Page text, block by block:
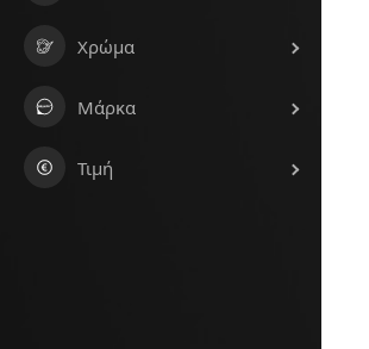
Χρώμα
Μάρκα
Τιμή